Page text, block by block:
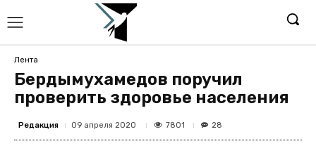
Лента
Бердымухамедов поручил
проверить здоровье населения
Редакция 09 апреля 2020 7801 28